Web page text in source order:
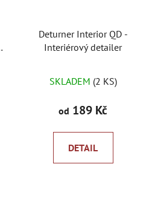
Deturner Interior QD -
Interiérový detailer
SKLADEM (2 KS)
od 189 Kč
DETAIL